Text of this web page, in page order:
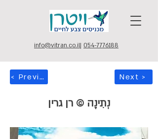
info@vitran.co.il| 054-7776188
< Previous Next >
נְתִינָה © רן גרין